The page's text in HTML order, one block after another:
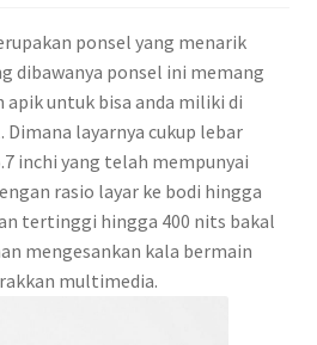
ponsel yang menarik
dibawanya ponsel ini memang
untuk bisa anda miliki di
layarnya cukup lebar
inchi yang telah mempunyai
rasio layar ke bodi hingga
tertinggi hingga 400 nits bakal
mengesankan kala bermain
multimedia.